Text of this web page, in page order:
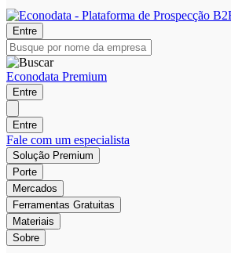
Entre
Econodata Premium
Entre
Entre
Fale com um especialista
Solução Premium
Porte
Mercados
Ferramentas Gratuitas
Materiais
Sobre